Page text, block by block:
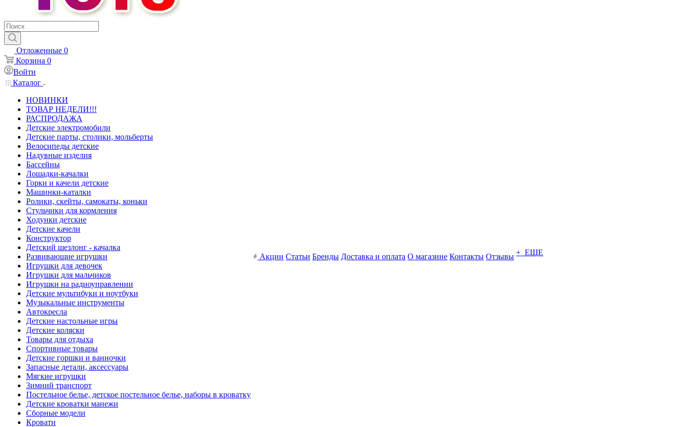
Отложенные 0
Корзина 0
Войти
Каталог
НОВИНКИ
ТОВАР НЕДЕЛИ!!!
РАСПРОДАЖА
Детские электромобили
Детские парты, столики, мольберты
Велосипеды детские
Надувные изделия
Бассейны
Лошадки-качалки
Горки и качели детские
Машинки-каталки
Ролики, скейты, самокаты, коньки
Стульчики для кормления
Ходунки детские
Детские качели
Конструктор
Детский шезлонг - качалка
Развивающие игрушки
Игрушки для девочек
Игрушки для мальчиков
Игрушки на радиоуправлении
Детские мультибуки и ноутбуки
Музыкальные инструменты
Автокресла
Детские настольные игры
Детские коляски
Товары для отдыха
Спортивные товары
Детские горшки и ванночки
Запасные детали, аксессуары
Мягкие игрушки
Зимний транспорт
Постельное белье, детское постельное белье, наборы в кроватку
Детские кроватки манежи
Сборные модели
Кровати
Акции Статьи Бренды Доставка и оплата О магазине Контакты Отзывы + ЕЩЕ